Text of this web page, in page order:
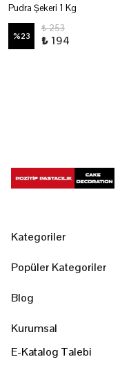
Pudra Şekeri 1 Kg
%23
₺ 253
₺ 194
Kategoriler
Popüler Kategoriler
Blog
Kurumsal
E-Katalog Talebi